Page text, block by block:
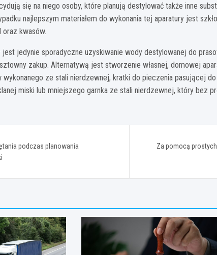
się na niego osoby, które planują destylować także inne
najlepszym materiałem do wykonania tej aparatury jest
oraz kwasów.
jedynie sporadyczne uzyskiwanie wody destylowanej do
zakup. Alternatywą jest stworzenie własnej, domowej
ze stali nierdzewnej, kratki do pieczenia pasującej
miski lub mniejszego garnka ze stali nierdzewnej, który bez
podczas planowania
Za pomocą